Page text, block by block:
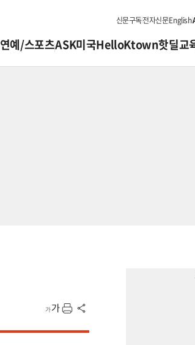
신문구독전자신문English
연예/스포츠ASK미국HelloKtown핫딜교